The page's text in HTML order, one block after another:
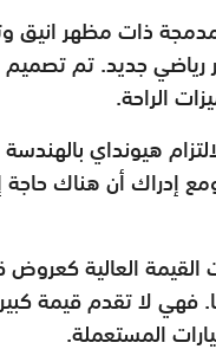
مدمجة ذات مظهر
جديد. تم تصميم
الراحة.
هيونداي
ومع إدراك أن هناك
العالية
فهي لا تقدم قيمة
المستعملة.